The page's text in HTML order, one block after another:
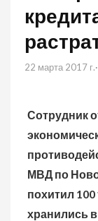
22 марта 2017 г.
Сотрудник
МВД по
похитил
хранились